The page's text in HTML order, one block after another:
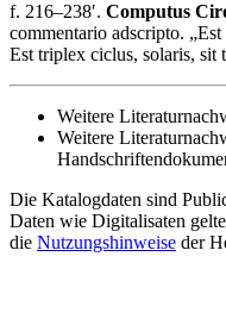
f. 216–238′. Computus
commentario adscripto.
Est triplex ciclus, solaris, sit
Weitere
Weitere
Die Katalogdaten sind
Daten wie Digitalisaten
die Nutzungshinweise der